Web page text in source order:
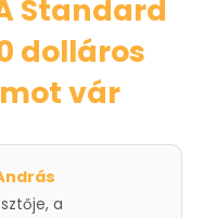
Standard
dolláros
vár
a